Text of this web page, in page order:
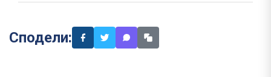
Сподели: